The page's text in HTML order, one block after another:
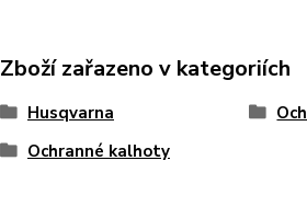
Zboží zařazeno v kategoriích
Husqvarna
Ochranné kalhoty